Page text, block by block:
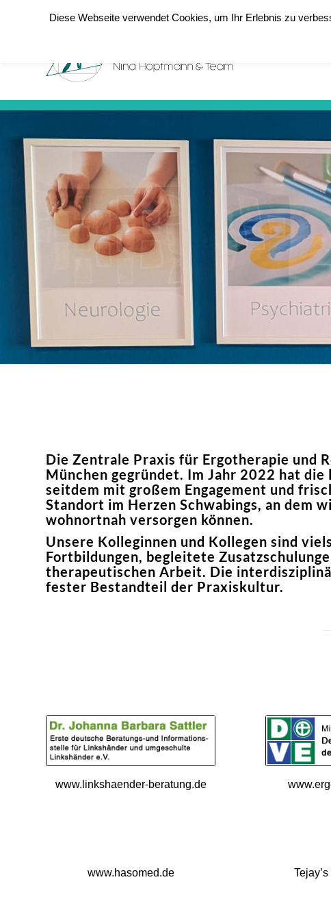
Die Zentrale Praxis für Ergotherapie und
München gegründet. Im Jahr 2022 hat
seitdem mit großem Engagement und
Standort im Herzen Schwabings, an dem
wohnortnah versorgen können.
Unsere Kolleginnen und Kollegen sind
Fortbildungen, begleitete
therapeutischen Arbeit. Die
fester Bestandteil der Praxiskultur.
www.linkshaender-beratung.de
www.hasomed.de
Diese Webseite verwendet Cookies, um Ihr Erlebnis zu